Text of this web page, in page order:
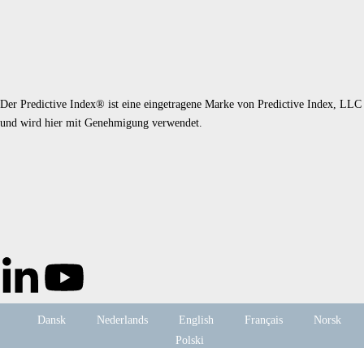
Der Predictive Index® ist eine eingetragene Marke von Predictive Index, LLC
und wird hier mit Genehmigung verwendet.
Dansk Nederlands English Français
Norsk
Polski